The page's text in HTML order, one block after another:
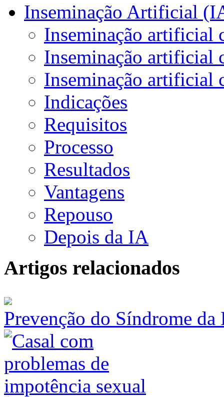
Inseminação Artificial
Inseminação artificial
Inseminação artificial
Inseminação artificial
Indicações
Requisitos
Processo
Resultados
Vantagens
Repouso
Depois da IA
Artigos relacionados
Prevenção do Síndrome